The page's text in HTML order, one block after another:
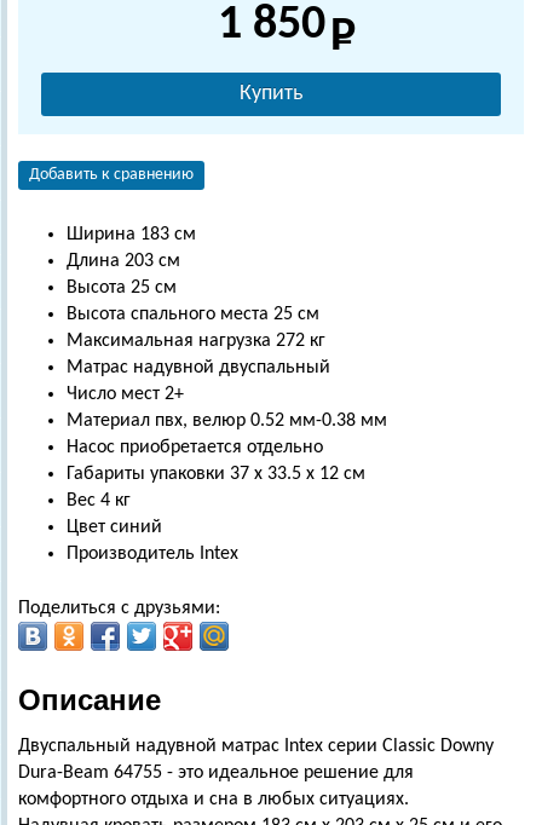
1 850
Купить
Добавить к сравнению
Ширина 183 см
Длина 203 см
Высота 25 см
Высота спального места 25 см
Максимальная нагрузка 272 кг
Матрас надувной двуспальный
Число мест 2+
Материал пвх, велюр 0.52 мм-0.38 мм
Насос приобретается отдельно
Габариты упаковки 37 х 33.5 х 12 см
Вес 4 кг
Цвет синий
Производитель Intex
Поделиться с друзьями:
Описание
Двуспальный надувной матрас Intex серии Classic Downy
Dura-Beam 64755 - это идеальное решение для
комфортного отдыха и сна в любых ситуациях.